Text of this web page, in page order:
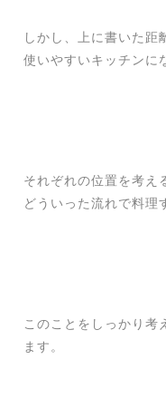
しかし、上に書いた距
使いやすいキッチンに
それぞれの位置を考え
どういった流れで料理
このことをしっかり考
ます。